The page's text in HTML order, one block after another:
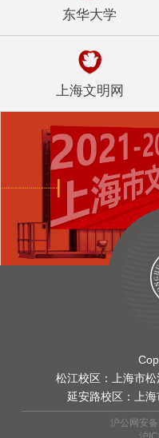
东华大学
上海文明网
松江校区：上海市
延安路校区：上
沪公网安